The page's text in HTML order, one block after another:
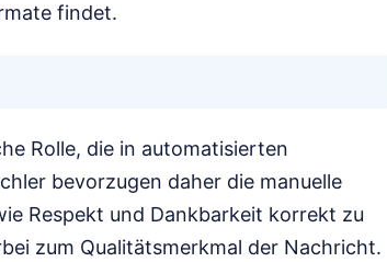
findet.
Rolle, die in automatisierten
bevorzugen daher die manuelle
Respekt und Dankbarkeit korrekt zu
zum Qualitätsmerkmal der Nachricht.